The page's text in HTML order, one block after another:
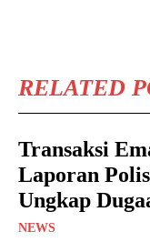
RELATED
Transaksi
Laporan
Ungkap
NEWS